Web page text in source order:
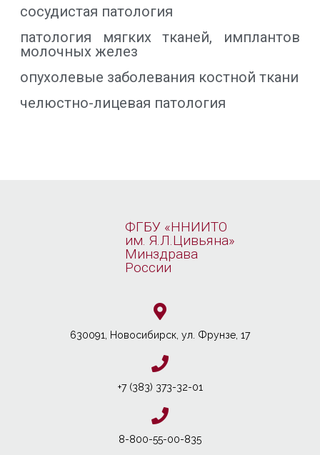
сосудистая патология
патология мягких тканей, имплантов
молочных желез
опухолевые заболевания костной ткани
челюстно-лицевая патология
ФГБУ «ННИИТО
им. Я.Л.Цивьяна»
Минздрава
России
630091, Новосибирcк, ул. Фрунзе, 17
+7 (383) 373-32-01
8-800-55-00-835